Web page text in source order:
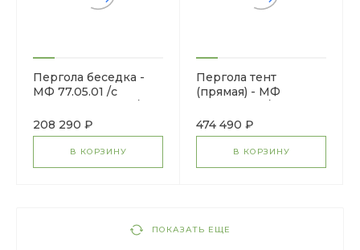
Пергола беседка -
МФ 77.05.01 /с
208 290 ₽
В КОРЗИНУ
Пергола тент
(прямая) - МФ
поликарбоната/
474 490 ₽
В КОРЗИНУ
ПОКАЗАТЬ ЕЩЕ